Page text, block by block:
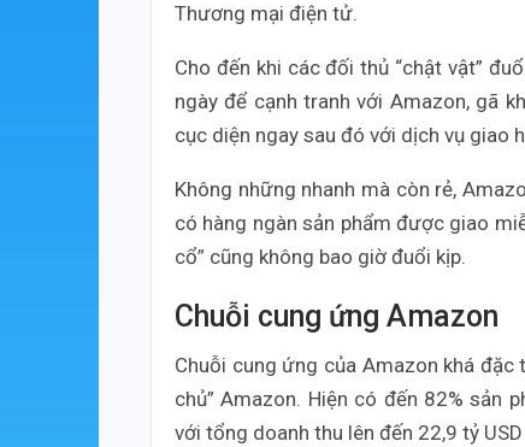
Thương mại điện tử.
Cho đến khi các đối thủ “chật vật”
ngày để cạnh tranh với Amazon, gã
cục diện ngay sau đó với dịch vụ giao
Không những nhanh mà còn rẻ,
có hàng ngàn sản phẩm được giao
cổ” cũng không bao giờ đuổi kịp.
Chuỗi cung ứng Amazon
Chuỗi cung ứng của Amazon khá đặc
chủ” Amazon. Hiện có đến 82%
với tổng doanh thu lên đến 22,9 tỷ